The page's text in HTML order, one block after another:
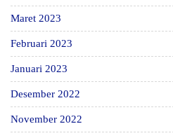
Maret 2023
Februari 2023
Januari 2023
Desember 2022
November 2022